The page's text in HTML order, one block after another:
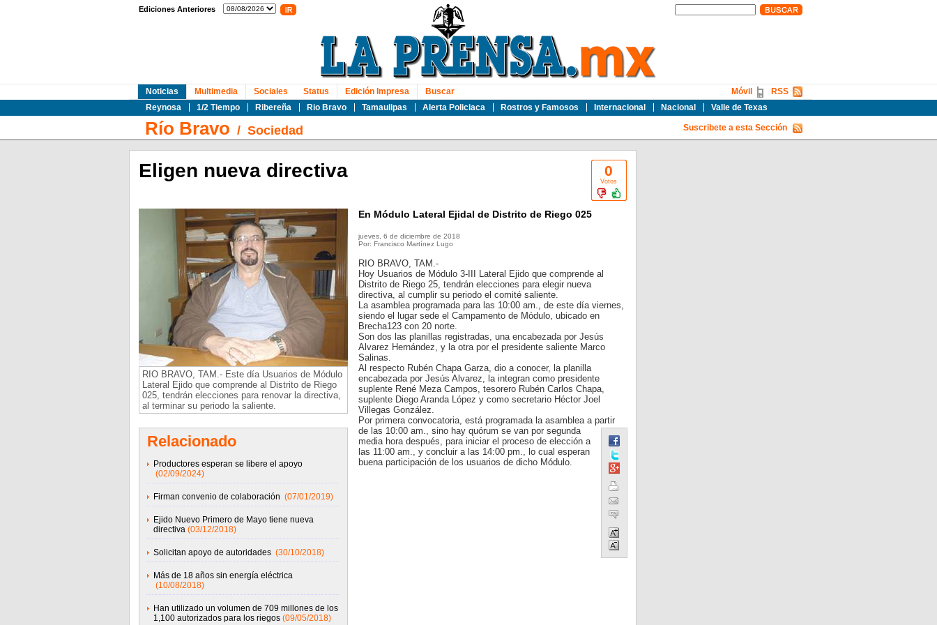
Ediciones Anteriores
Noticias
Reynosa
1/2 Tiempo Ribereña Rio Bravo Tamaulipas Alerta Policiaca Rostros y Famosos Internacional Nacional Valle de Texas
Multimedia Sociales Status Edición Impresa Buscar RSS
Móvil
Río Bravo / Sociedad Suscribete a esta Sección
0
Votos
Eligen nueva directiva
RIO BRAVO, TAM.- Este día Usuarios de Módulo
Lateral Ejido que comprende al Distrito de Riego
025, tendrán elecciones para renovar la directiva,
al terminar su periodo la saliente.
Relacionado
Productores esperan se libere el apoyo
(02/09/2024)
Firman convenio de colaboración (07/01/2019)
Ejido Nuevo Primero de Mayo tiene nueva
directiva (03/12/2018)
Solicitan apoyo de autoridades (30/10/2018)
Más de 18 años sin energía eléctrica
(10/08/2018)
Han utilizado un volumen de 709 millones de los
1,100 autorizados para los riegos (09/05/2018)
En Módulo Lateral Ejidal de Distrito de Riego 025
jueves, 6 de diciembre de 2018
Por: Francisco Martínez Lugo
RIO BRAVO, TAM.-
Hoy Usuarios de Módulo 3-III Lateral Ejido que comprende al
Distrito de Riego 25, tendrán elecciones para elegir nueva
directiva, al cumplir su periodo el comité saliente.
La asamblea programada para las 10:00 am., de este día viernes,
siendo el lugar sede el Campamento de Módulo, ubicado en
Brecha123 con 20 norte.
Son dos las planillas registradas, una encabezada por Jesús
Alvarez Hernández, y la otra por el presidente saliente Marco
Salinas.
Al respecto Rubén Chapa Garza, dio a conocer, la planilla
encabezada por Jesús Alvarez, la integran como presidente
suplente René Meza Campos, tesorero Rubén Carlos Chapa,
suplente Diego Aranda López y como secretario Héctor Joel
Villegas González.
Por primera convocatoria, está programada la asamblea a partir
de las 10:00 am., sino hay quórum se van por segunda
media hora después, para iniciar el proceso de elección a
las 11:00 am., y concluir a las 14:00 pm., lo cual esperan
buena participación de los usuarios de dicho Módulo.